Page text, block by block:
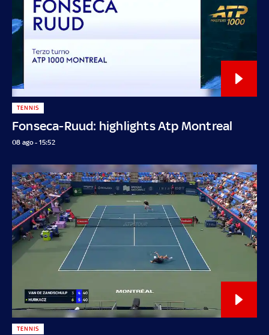
Fonseca-Ruud: highlights Atp Montreal
TENNIS
08 ago - 15:52
TENNIS